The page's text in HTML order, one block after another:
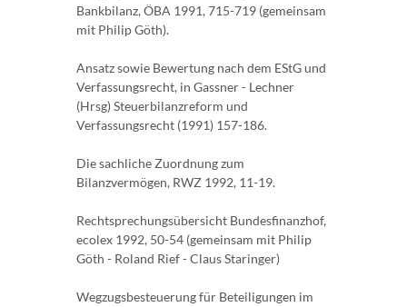
Bankbilanz, ÖBA 1991, 715-719 (gemeinsam
mit Philip Göth).
Ansatz sowie Bewertung nach dem EStG und
Verfassungsrecht, in Gassner - Lechner
(Hrsg) Steuerbilanzreform und
Verfassungsrecht (1991) 157-186.
Die sachliche Zuordnung zum
Bilanzvermögen, RWZ 1992, 11-19.
Rechtsprechungsübersicht Bundesfinanzhof,
ecolex 1992, 50-54 (gemeinsam mit Philip
Göth - Roland Rief - Claus Staringer)
Wegzugsbesteuerung für Beteiligungen im